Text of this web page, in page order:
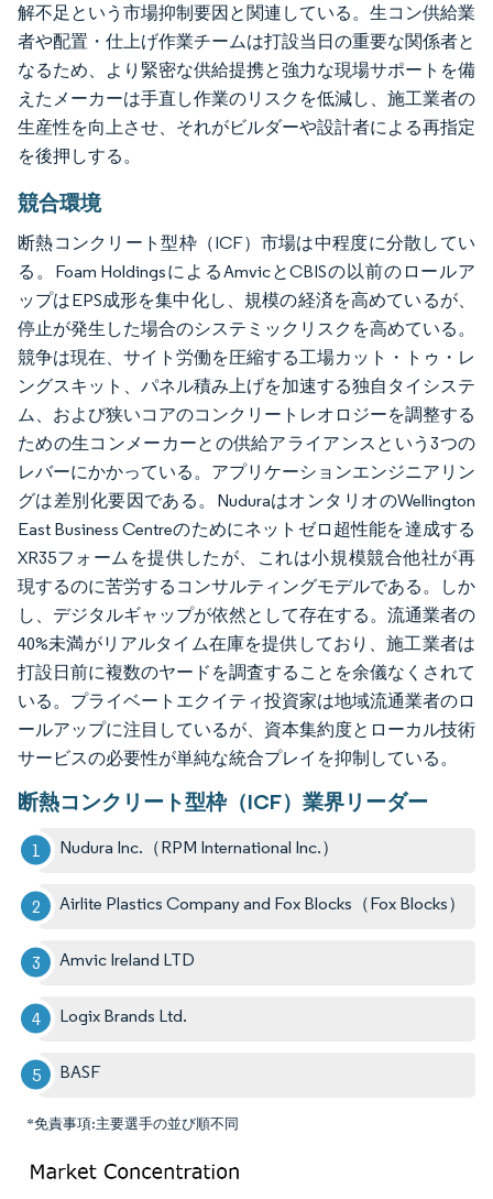
解不足という市場抑制要因と関連している。生コン供給業
者や配置・仕上げ作業チームは打設当日の重要な関係者と
なるため、より緊密な供給提携と強力な現場サポートを備
えたメーカーは手直し作業のリスクを低減し、施工業者の
生産性を向上させ、それがビルダーや設計者による再指定
を後押しする。
競合環境
断熱コンクリート型枠（ICF）市場は中程度に分散してい
る。Foam HoldingsによるAmvicとCBISの以前のロールア
ップはEPS成形を集中化し、規模の経済を高めているが、
停止が発生した場合のシステミックリスクを高めている。
競争は現在、サイト労働を圧縮する工場カット・トゥ・レ
ングスキット、パネル積み上げを加速する独自タイシステ
ム、および狭いコアのコンクリートレオロジーを調整する
ための生コンメーカーとの供給アライアンスという3つの
レバーにかかっている。アプリケーションエンジニアリン
グは差別化要因である。NuduraはオンタリオのWellington
East Business Centreのためにネットゼロ超性能を達成する
XR35フォームを提供したが、これは小規模競合他社が再
現するのに苦労するコンサルティングモデルである。しか
し、デジタルギャップが依然として存在する。流通業者の
40%未満がリアルタイム在庫を提供しており、施工業者は
打設日前に複数のヤードを調査することを余儀なくされて
いる。プライベートエクイティ投資家は地域流通業者のロ
ールアップに注目しているが、資本集約度とローカル技術
サービスの必要性が単純な統合プレイを抑制している。
断熱コンクリート型枠（ICF）業界リーダー
Nudura Inc.（RPM International Inc.）
Airlite Plastics Company and Fox Blocks（Fox Blocks）
Amvic Ireland LTD
Logix Brands Ltd.
BASF
*免責事項:主要選手の並び順不同